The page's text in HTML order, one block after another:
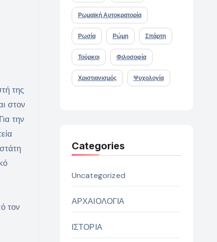
της
στον
την
τον
Ρωμαϊκή Αυτοκρατορία
Ρωσία Ρώμη Σπάρτη
Τούρκοι Φιλοσοφία
Χριστιανισμός Ψυχολογία
Categories
Uncategorized
ΑΡΧΑΙΟΛΟΓΙΑ
ΙΣΤΟΡΙΑ